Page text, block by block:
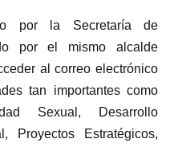
por la Secretaría de
por el mismo alcalde
al correo electrónico
tan importantes como
Sexual, Desarrollo
Proyectos Estratégicos,